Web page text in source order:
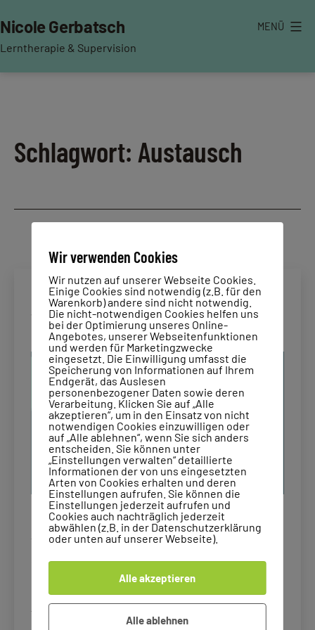
Inhalt
springen
Nicole Gerbatsch
Lerntherapie & Supervision
MENÜ
Schlagwort: Austausch
Voller Erfolg des ersten „Mädels Treffs“
Heute möchte ich von einem ganz besonderen
Treffen berichten, dass schon Pfingstdienstag
stattgefunden hat: Der Mädels Treff zum
gemeinsamen Austausch. Insgesamt sechs
Mädchen mit Dyskalkulie von der dritten bis zur
fünften Klasse trafen sich zum ersten Mal zum
Wir verwenden Cookies
Wir nutzen auf unserer Webseite Cookies.
Einige Cookies sind notwendig (z.B. für den
Warenkorb) andere sind nicht notwendig.
Die nicht-notwendigen Cookies helfen uns
bei der Optimierung unseres Online-
Angebotes, unserer Webseitenfunktionen
und werden für Marketingzwecke
eingesetzt. Die Einwilligung umfasst die
Speicherung von Informationen auf Ihrem
Endgerät, das Auslesen
personenbezogener Daten sowie deren
Verarbeitung. Klicken Sie auf „Alle
akzeptieren“, um in den Einsatz von nicht
notwendigen Cookies einzuwilligen oder
auf „Alle ablehnen“, wenn Sie sich anders
entscheiden. Sie können unter
„Einstellungen verwalten“ detaillierte
Informationen der von uns eingesetzten
Arten von Cookies erhalten und deren
Einstellungen aufrufen. Sie können die
Einstellungen jederzeit aufrufen und
Cookies auch nachträglich jederzeit
abwählen (z.B. in der Datenschutzerklärung
oder unten auf unserer Webseite).
Alle akzeptieren
Alle ablehnen